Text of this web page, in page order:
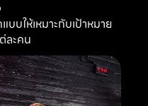
บบให้เหมาะกับเป้าหมาย
ละคน